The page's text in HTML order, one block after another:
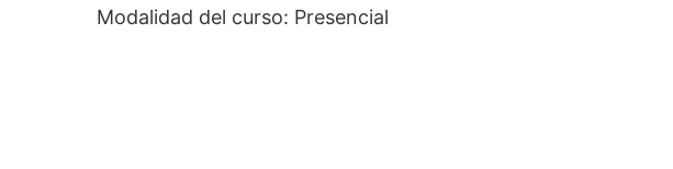
Modalidad del curso: Presencial